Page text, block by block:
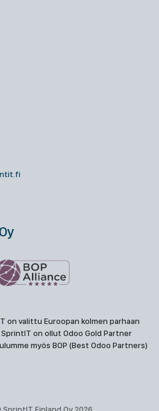
on valittu Euroopan kolmen parhaan
on ollut Odoo Gold Partner
myös BOP (Best Odoo Partners)
Finland Oy 2026